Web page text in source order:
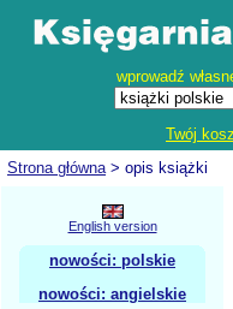
wprowadź
Twój
Strona główna> opis książki
English version
nowości: polskie
nowości: angielskie